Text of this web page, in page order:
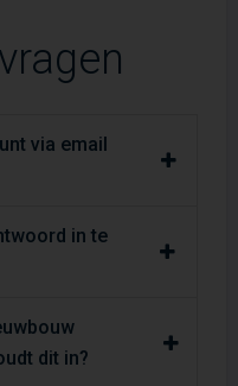
via email
in te
dit in?